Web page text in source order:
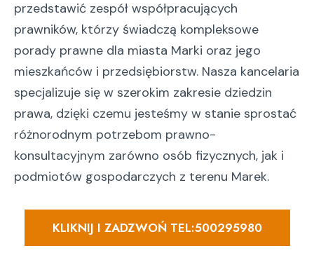
przedstawić zespół współpracujących
prawników, którzy świadczą kompleksowe
porady prawne dla miasta Marki oraz jego
mieszkańców i przedsiębiorstw. Nasza kancelaria
specjalizuje się w szerokim zakresie dziedzin
prawa, dzięki czemu jesteśmy w stanie sprostać
różnorodnym potrzebom prawno-
konsultacyjnym zarówno osób fizycznych, jak i
podmiotów gospodarczych z terenu Marek.
KLIKNIJ I ZADZWOŃ TEL:500295980